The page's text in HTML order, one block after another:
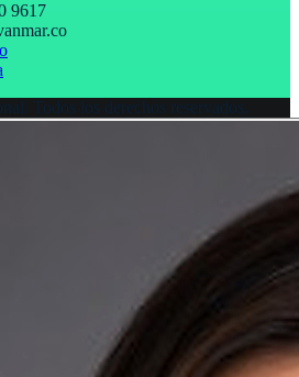
9617
Todos los derechos reservados.